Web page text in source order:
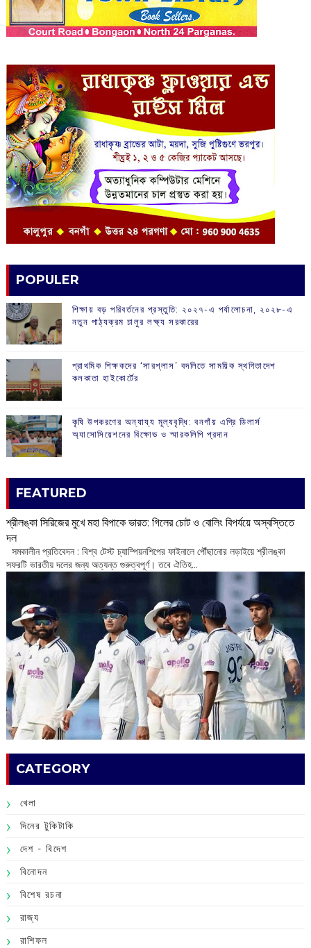
POPULER
শিক্ষায় বড় পরিবর্তনের প্রস্তুতি: ২০২৭-এ পর্যালোচনা, ২০২৮-এ
নতুন পাঠ্যক্রম চালুর লক্ষ্য সরকারের
প্রাথমিক শিক্ষকদের ‘সারপ্লাস’ বদলিতে সাময়িক স্থগিতাদেশ
কলকাতা হাইকোর্টের
কৃষি উপকরণের অন্যায্য মূল্যবৃদ্ধি: বনগাঁয় এগ্রি ডিলার্স
অ্যাসোসিয়েশনের বিক্ষোভ ও স্মারকলিপি প্রদান
FEATURED
শ্রীলঙ্কা সিরিজের মুখে মহা বিপাকে ভারত: গিলের চোট ও বোলিং বিপর্যয়ে অস্বস্তিতে
দল
‌ সমকালীন প্রতিবেদন : বিশ্ব টেস্ট চ্যাম্পিয়নশিপের ফাইনালে পৌঁছানোর লড়াইয়ে শ্রীলঙ্কা
সফরটি ভারতীয় দলের জন্য অত্যন্ত গুরুত্বপূর্ণ। তবে ঐতিহ...
CATEGORY
খেলা
দিনের টুকিটাকি
দেশ - বিদেশ
বিনোদন
বিশেষ রচনা
রাজ্য
রাশিফল